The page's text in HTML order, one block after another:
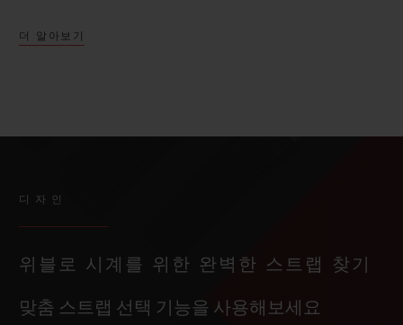
더 알아보기
디자인
위블로 시계를 위한 완벽한 스트랩 찾기
맞춤 스트랩 선택 기능을 사용해보세요